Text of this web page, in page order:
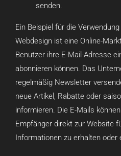
senden.
Ein Beispiel für die
Webdesign ist eine Online-
Benutzer ihre E-Mail-Adresse
abonnieren können. Das
regelmäßig Newsletter
neue Artikel, Rabatte oder
informieren. Die E-Mails
Empfänger direkt zur Website
Informationen zu erhalten oder